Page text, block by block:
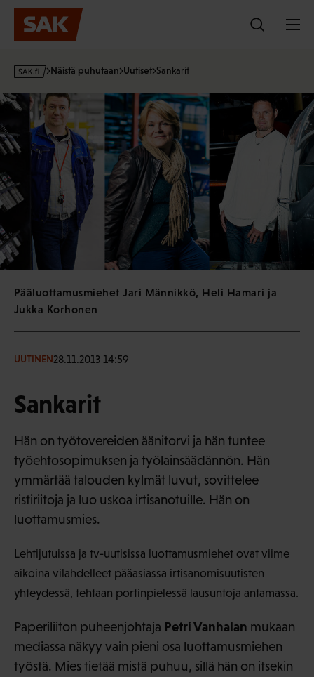
Hyppää
sisältöön
s
k
i
Näistä puhutaan Uutiset Sankarit
Pääluottamusmiehet Jari Männikkö, Heli Hamari ja
Jukka Korhonen
UUTINEN28.11.2013 14:59
Sankarit
Hän on työtovereiden äänitorvi ja hän tuntee
työehtosopimuksen ja työlainsäädännön. Hän
ymmärtää talouden kylmät luvut, sovittelee
ristiriitoja ja luo uskoa irtisanotuille. Hän on
luottamusmies.
Lehtijutuissa ja tv-uutisissa luottamusmiehet ovat viime
aikoina vilahdelleet pääasiassa irtisanomisuutisten
yhteydessä, tehtaan portinpielessä lausuntoja antamassa.
Paperiliiton puheenjohtaja Petri Vanhalan mukaan
mediassa näkyy vain pieni osa luottamusmiehen
työstä. Mies tietää mistä puhuu, sillä hän on itsekin